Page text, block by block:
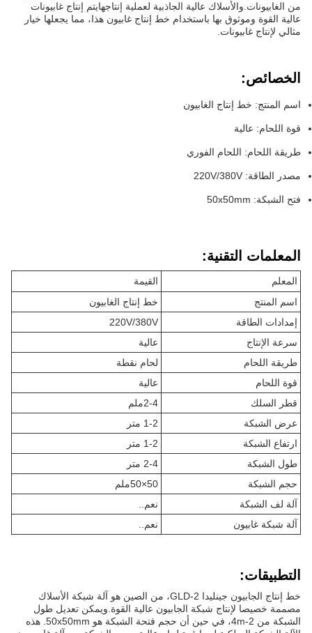
من الغابيونات.والأسلاك عالية الجاذبية لعملية إنتاجهايتم إنتاج غابيونات
عالية القوة وموثوق بها باستخدام خط إنتاج غابيون هذا، مما يجعلها خيار
مثالي لإنتاج غابيونات.
الخصائص:
اسم المنتج: خط إنتاج الغابيون
قوة اللحام: عالية
طريقة اللحام: اللحام الفوري
مصدر الطاقة: 220V/380V
فتح الشبكة: 50x50mm
المعلمات التقنية:
المعلم
القيمة
اسم المنتج
خط إنتاج الغابيون
إمدادات الطاقة
220V/380V
سرعة الإنتاج
عالية
طريقة اللحام
لحام نقطة
قوة اللحام
عالية
قطر السلك
2-4ملم
عرض الشبكة
1-2 متر
ارتفاع الشبكة
1-2 متر
طول الشبكة
2-4 متر
حجم الشبكة
50×50ملم
آلة لف الشبكة
نعم..
آلة شبكة غابيون
نعم..
التطبيقات:
خط إنتاج الجابيون جينليدا GLD-2، من الصين هو آلة شبكة الأسلاك
مصممة خصيصا لإنتاج شبكة الجابيون عالية القوة.ويمكن تعديل طول
الشبكة من 2-4m، في حين أن حجم فتحة الشبكة هو 50x50mm. هذه